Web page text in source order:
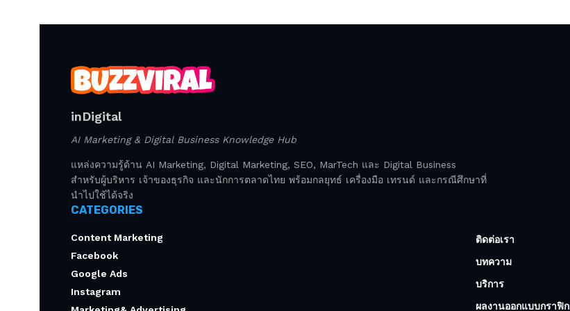
inDigital
AI Marketing & Digital Business Knowledge Hub
แหล่งความรู้ด้าน AI Marketing, Digital Marketing, SEO, MarTech และ Digital Business
สำหรับผู้บริหาร เจ้าของธุรกิจ และนักการตลาดไทย พร้อมกลยุทธ์ เครื่องมือ เทรนด์ และกรณีศึกษาที่
นำไปใช้ได้จริง
CATEGORIES
Content Marketing
Facebook
Google Ads
Instagram
ติดต่อเรา
บทความ
บริการ
ผลงานออกแบบกราฟิก